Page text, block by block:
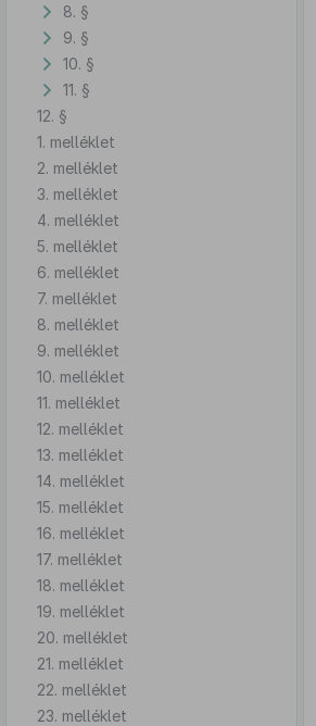
8. §
9. §
10. §
11. §
12. §
1. melléklet
2. melléklet
3. melléklet
4. melléklet
5. melléklet
6. melléklet
7. melléklet
8. melléklet
9. melléklet
10. melléklet
11. melléklet
12. melléklet
13. melléklet
14. melléklet
15. melléklet
16. melléklet
17. melléklet
18. melléklet
19. melléklet
20. melléklet
21. melléklet
22. melléklet
23. melléklet